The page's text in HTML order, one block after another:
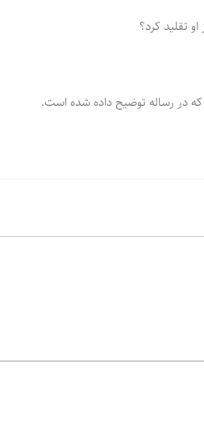
تقلید کرد؟
در رساله توضیح داده شده است.